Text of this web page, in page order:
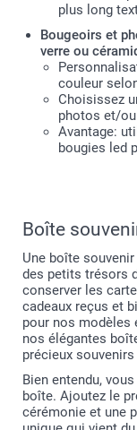
plus long
Bougeoirs et
verre ou
couleur
Choisissez
photos et/
Avantage:
bougies led
Boîte
Une boîte
des petits trésors
conserver les
cadeaux reçus et
pour nos modèles
nos élégantes
précieux
Bien entendu,
boîte. Ajoutez le
cérémonie et une